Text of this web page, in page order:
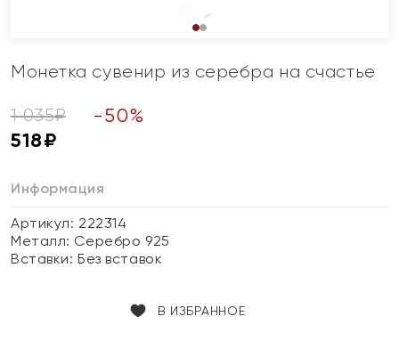
Монетка сувенир из серебра на счастье
1 035₽ -50%
518₽
Информация
Артикул: 222314
Металл: Серебро 925
Вставки:Без вставок
В ИЗБРАННОЕ